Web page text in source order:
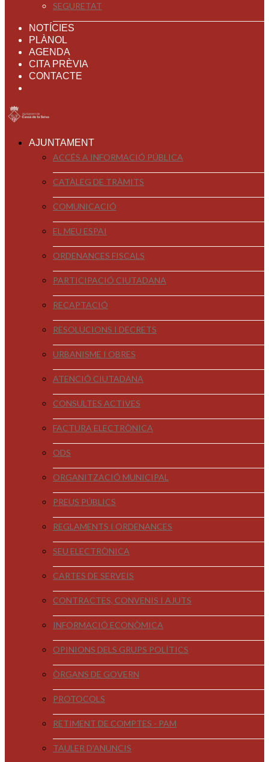
SEGURETAT
NOTÍCIES
PLÀNOL
AGENDA
CITA PRÈVIA
CONTACTE
AJUNTAMENT
ACCÉS A INFORMACIÓ PÚBLICA
CATÀLEG DE TRÀMITS
COMUNICACIÓ
EL MEU ESPAI
ORDENANCES FISCALS
PARTICIPACIÓ CIUTADANA
RECAPTACIÓ
RESOLUCIONS I DECRETS
URBANISME I OBRES
ATENCIÓ CIUTADANA
CONSULTES ACTIVES
FACTURA ELECTRÒNICA
ODS
ORGANITZACIÓ MUNICIPAL
PREUS PÚBLICS
REGLAMENTS I ORDENANCES
SEU ELECTRÒNICA
CARTES DE SERVEIS
CONTRACTES, CONVENIS I AJUTS
INFORMACIÓ ECONÒMICA
OPINIONS DELS GRUPS POLÍTICS
ÒRGANS DE GOVERN
PROTOCOLS
RETIMENT DE COMPTES - PAM
TAULER D'ANUNCIS